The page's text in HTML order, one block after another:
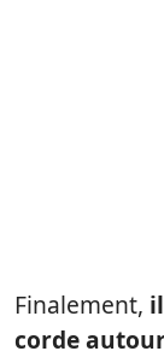
Finalement,
corde